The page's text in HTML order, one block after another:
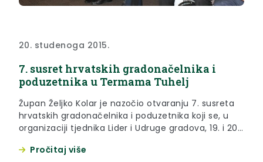
20. studenoga 2015.
7. susret hrvatskih gradonačelnika i
poduzetnika u Termama Tuhelj
Župan Željko Kolar je nazočio otvaranju 7. susreta
hrvatskih gradonačelnika i poduzetnika koji se, u
organizaciji tjednika Lider i Udruge gradova, 19. i 20.
Pročitaj više